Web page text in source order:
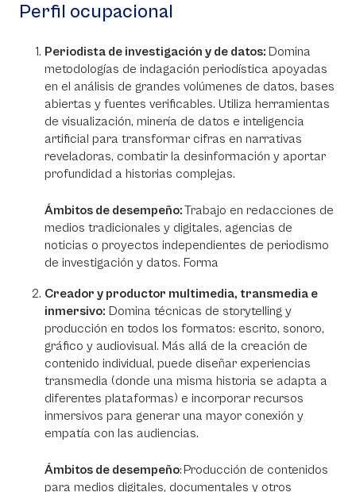
Perfil ocupacional
Periodista de investigación y de datos: Domina
metodologías de indagación periodística apoyadas
en el análisis de grandes volúmenes de datos, bases
abiertas y fuentes verificables. Utiliza herramientas
de visualización, minería de datos e inteligencia
artificial para transformar cifras en narrativas
reveladoras, combatir la desinformación y aportar
profundidad a historias complejas.
Ámbitos de desempeño:Trabajo en redacciones de
medios tradicionales y digitales, agencias de
noticias o proyectos independientes de periodismo
de investigación y datos. Forma
Creador y productor multimedia, transmedia e
inmersivo: Domina técnicas de storytelling y
producción en todos los formatos: escrito, sonoro,
gráfico y audiovisual. Más allá de la creación de
contenido individual, puede diseñar experiencias
transmedia (donde una misma historia se adapta a
diferentes plataformas) e incorporar recursos
inmersivos para generar una mayor conexión y
empatía con las audiencias.
Ámbitos de desempeño: Producción de contenidos
para medios digitales, documentales y otros